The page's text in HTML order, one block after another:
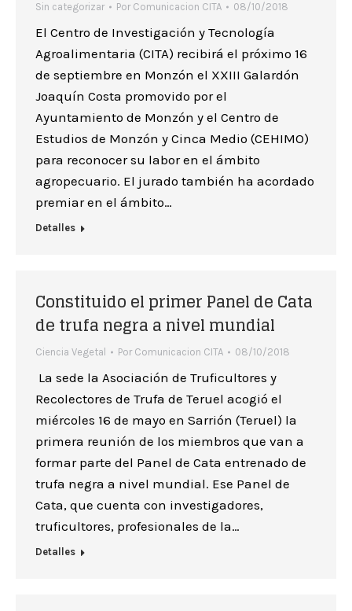
Sin categorizar Por Comunicacion CITA 08/10/2018
El Centro de Investigación y Tecnología
Agroalimentaria (CITA) recibirá el próximo 16
de septiembre en Monzón el XXIII Galardón
Joaquín Costa promovido por el
Ayuntamiento de Monzón y el Centro de
Estudios de Monzón y Cinca Medio (CEHIMO)
para reconocer su labor en el ámbito
agropecuario. El jurado también ha acordado
premiar en el ámbito…
Detalles
Constituido el primer Panel de Cata
de trufa negra a nivel mundial
Ciencia Vegetal Por Comunicacion CITA 08/10/2018
La sede la Asociación de Truficultores y
Recolectores de Trufa de Teruel acogió el
miércoles 16 de mayo en Sarrión (Teruel) la
primera reunión de los miembros que van a
formar parte del Panel de Cata entrenado de
trufa negra a nivel mundial. Ese Panel de
Cata, que cuenta con investigadores,
truficultores, profesionales de la…
Detalles